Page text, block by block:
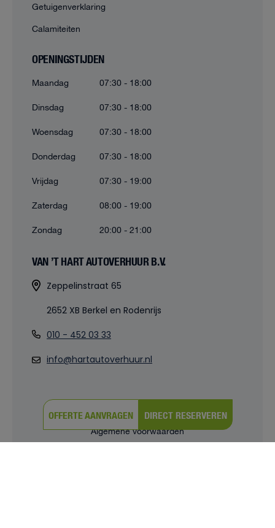
OFFERTE AANVRAGEN DIRECT RESERVEREN
Getuigenverklaring
Calamiteiten
OPENINGSTIJDEN
Maandag
07:30 - 18:00
Dinsdag
07:30 - 18:00
Woensdag
07:30 - 18:00
Donderdag
07:30 - 18:00
Vrijdag
07:30 - 19:00
Zaterdag
08:00 - 19:00
Zondag
20:00 - 21:00
VAN ’T HART AUTOVERHUUR B.V.
Zeppelinstraat 65
2652 XB Berkel en Rodenrijs
010 - 452 03 33
info@hartautoverhuur.nl
© 2026 |Powered by iClicks
Algemene voorwaarden